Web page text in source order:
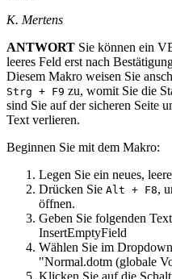
K. Mertens
ANTWORT Sie können ein
leeres Feld erst nach
Diesem Makro weisen Sie
Strg + F9 zu, womit Sie die
sind Sie auf der sicheren Seite
Text verlieren.
Beginnen Sie mit dem Makro:
Legen Sie ein neues,
Drücken Sie Alt + F8,
öffnen.
Geben Sie folgenden
InsertEmptyField
Wählen Sie im
"Normal.dotm (globale
Klicken Sie auf die